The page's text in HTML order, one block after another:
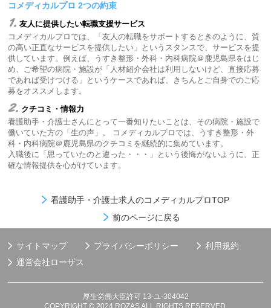
コメディカルプロ 2つの約束
1. 友人に提供したい転職支援サービス
コメディカルプロでは、「友人の転職をサポートするときのように、質
の高い正直なサービスを提供したい」というスタンスで、サービスを提
供しています。例えば、うすき整形・外科・内科病院＠鹿児島県をはじ
め、ご希望の病院・施設が「人材紹介会社は利用しないけど、直接応募
であれば受けつける」というケースであれば、きちんとご自身でのご応
募をオススメします。
2. クチコミ・情報力
看護助手・介護士さんにとって一番知りたいことは、その病院・施設で
働いていた方の「生の声」。 コメディカルプロでは、うすき整形・外
科・内科病院＠鹿児島県のクチコミを継続的に集めています。
入職後に「思っていたのと違った・・・」という後悔がないように、正
確な情報提供を心がけています。
看護助手・介護士求人のコメディカルプロTOP
前のページに戻る
サイトマップ プライバシーポリシー
利用規約
運営会社ローザス
厚生労働大臣許可 13-ユ-304042
COPYRIGHT © 2024 ROZAS ALL RIGHTS RESERVED.